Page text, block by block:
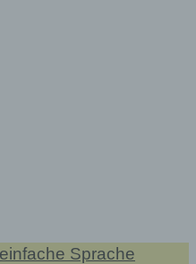
einfache Sprache